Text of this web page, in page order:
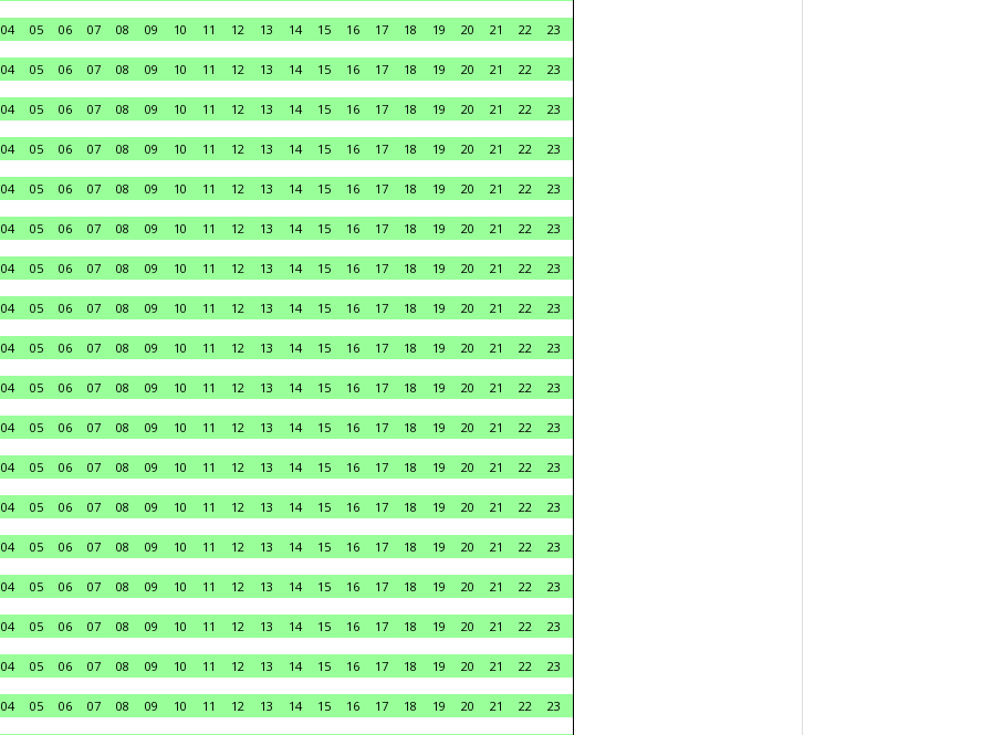
04 05 06 07 08 09 10 11 12 13 14 15 16 17 18 19 20 21 22
23
04 05 06 07 08 09 10 11 12 13 14 15 16 17 18 19 20 21 22
23
04 05 06 07 08 09 10 11 12 13 14 15 16 17 18 19 20 21 22
23
04 05 06 07 08 09 10 11 12 13 14 15 16 17 18 19 20 21 22
23
04 05 06 07 08 09 10 11 12 13 14 15 16 17 18 19 20 21 22
23
04 05 06 07 08 09 10 11 12 13 14 15 16 17 18 19 20 21 22
23
04 05 06 07 08 09 10 11 12 13 14 15 16 17 18 19 20 21 22
23
04 05 06 07 08 09 10 11 12 13 14 15 16 17 18 19 20 21 22
23
04 05 06 07 08 09 10 11 12 13 14 15 16 17 18 19 20 21 22
23
04 05 06 07 08 09 10 11 12 13 14 15 16 17 18 19 20 21 22
23
04 05 06 07 08 09 10 11 12 13 14 15 16 17 18 19 20 21 22
23
04 05 06 07 08 09 10 11 12 13 14 15 16 17 18 19 20 21 22
23
04 05 06 07 08 09 10 11 12 13 14 15 16 17 18 19 20 21 22
23
04 05 06 07 08 09 10 11 12 13 14 15 16 17 18 19 20 21 22
23
04 05 06 07 08 09 10 11 12 13 14 15 16 17 18 19 20 21 22
23
04 05 06 07 08 09 10 11 12 13 14 15 16 17 18 19 20 21 22
23
04 05 06 07 08 09 10 11 12 13 14 15 16 17 18 19 20 21 22
23
04 05 06 07 08 09 10 11 12 13 14 15 16 17 18 19 20 21 22
23